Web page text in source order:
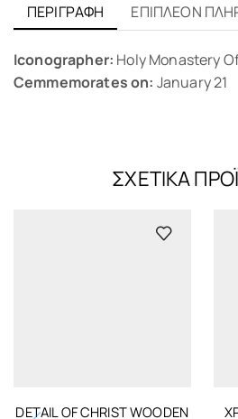
ΠΕΡΙΓΡΑΦΉ ΕΠΙΠΛΈΟΝ
Iconographer: Holy Monastery
Cemmemorates on: January 21
ΣΧΕΤΙΚΆ
DETAIL OF CHRIST WOODEN